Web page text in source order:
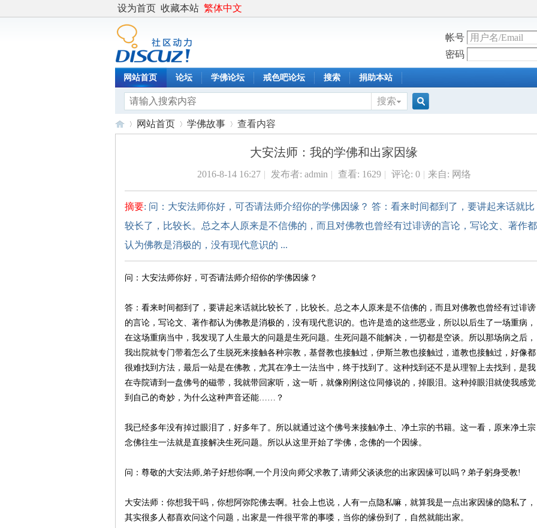
设为首页 收藏本站 繁体中文
帐号
密码
网站首页 论坛 学佛论坛 戒色吧论坛 搜索 捐助本站
搜索
索
网站首页 学佛故事
›
查看内容
大安法师：我的学佛和出家因缘
2016-8-14 16:27 | 发布者: admin | 查看: 1629 | 评论: 0 | 来自: 网络
摘要: 问：大安法师你好，可否请法师介绍你的学佛因缘？ 答：看来时间都到了，要讲起来话就比
较长了，比较长。总之本人原来是不信佛的，而且对佛教也曾经有过诽谤的言论，写论文、著作都
认为佛教是消极的，没有现代意识的 ...
问：大安法师你好，可否请法师介绍你的学佛因缘？
答：看来时间都到了，要讲起来话就比较长了，比较长。总之本人原来是不信佛的，而且对佛教也曾经有过诽谤
的言论，写论文、著作都认为佛教是消极的，没有现代意识的。也许是造的这些恶业，所以以后生了一场重病，
在这场重病当中，我发现了人生最大的问题是生死问题。生死问题不能解决，一切都是空谈。所以那场病之后，
我出院就专门带着怎么了生脱死来接触各种宗教，基督教也接触过，伊斯兰教也接触过，道教也接触过，好像都
很难找到方法，最后一站是在佛教，尤其在净土一法当中，终于找到了。这种找到还不是从理智上去找到，是我
在寺院请到一盘佛号的磁带，我就带回家听，这一听，就像刚刚这位同修说的，掉眼泪。这种掉眼泪就使我感觉
到自己的奇妙，为什么这种声音还能……？
我已经多年没有掉过眼泪了，好多年了。所以就通过这个佛号来接触净土、净土宗的书籍。这一看，原来净土宗
念佛往生一法就是直接解决生死问题。所以从这里开始了学佛，念佛的一个因缘。
问：尊敬的大安法师,弟子好想你啊,一个月没向师父求教了,请师父谈谈您的出家因缘可以吗？弟子躬身受教!
大安法师：你想我干吗，你想阿弥陀佛去啊。社会上也说，人有一点隐私嘛，就算我是一点出家因缘的隐私了，
其实很多人都喜欢问这个问题，出家是一件很平常的事喽，当你的缘份到了，自然就能出家。